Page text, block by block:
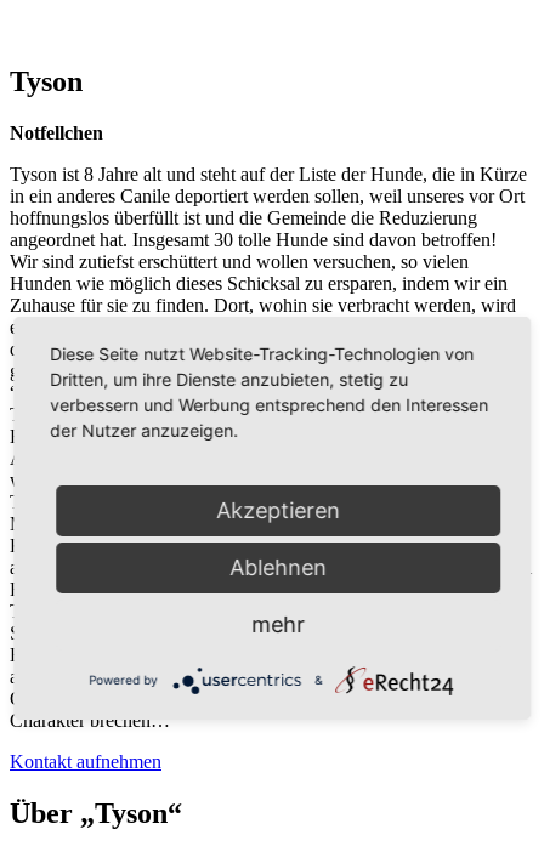
Tyson
Notfellchen
Tyson ist 8 Jahre alt und steht auf der Liste der Hunde, die in Kürze
in ein anderes Canile deportiert werden sollen, weil unseres vor Ort
hoffnungslos überfüllt ist und die Gemeinde die Reduzierung
angeordnet hat. Insgesamt 30 tolle Hunde sind davon betroffen!
Wir sind zutiefst erschüttert und wollen versuchen, so vielen
Hunden wie möglich dieses Schicksal zu ersparen, indem wir ein
Zuhause für sie zu finden. Dort, wohin sie verbracht werden, wird
es vermutlich keine Chance mehr auf eine Adoption für sie geben,
denn es ist fraglich, ob Tierschützern dort überhaupt ein Zugang
gewährt wird, so wie es in unserem Canile möglich ist. (Infos unter
“Situation in Italien“).
Tyson ist ein Cane Corso (Mix?), für dessen Haltung in den
Bundesländern Bayern und Brandenburg gegebenenfalls bestimmte
Auflagen vorgeschrieben sind weil er dort als Listenhund geführt
wird. Bitte bei Interesse vorab informieren!
Tyson besticht durch seinen starken Charakter. Er ist seinen
Menschen gegenüber sanft und gutmütig und auch mit größeren
Kindern gibt es keine Probleme. Er ist dennoch rassetypisch sehr
aufmerksam und wachsam. Er ist gut verträglich mit Hündinnen, bei
Rüden entscheidet die Sympathie.
Tyson wurde positiv auf Leishmaniose getestet, zeigt aber keine
Symptome.
Bitte helft, ein Zuhause für ihn zu finden – ein Umzug in ein
anderes, schäbiges
Canile, in einen viel zu engen Zwinger würde seinen tollen
Charakter brechen…
Kontakt aufnehmen
Über „Tyson“
Diese Seite nutzt Website-Tracking-Technologien von
Dritten, um ihre Dienste anzubieten, stetig zu
verbessern und Werbung entsprechend den Interessen
der Nutzer anzuzeigen.
Akzeptieren
Ablehnen
mehr
Powered by &